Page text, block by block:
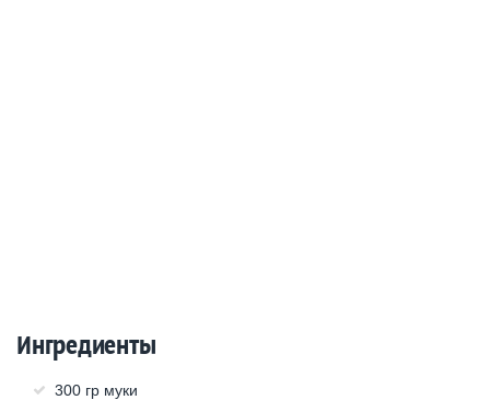
Ингредиенты
300 гр муки